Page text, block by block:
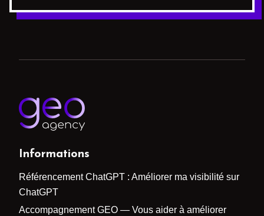
Informations
Référencement ChatGPT : Améliorer ma visibilité sur
ChatGPT
Accompagnement GEO — Vous aider à améliorer